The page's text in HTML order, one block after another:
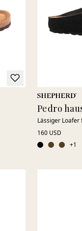
Pedro
Lässiger
160 USD
+1